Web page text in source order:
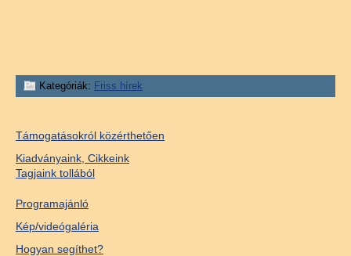
Kategóriák: Friss hírek
Támogatásokról közérthetően
Kiadványaink, Cikkeink
Tagjaink tollából
Programajánló
Kép/videógaléria
Hogyan segíthet?